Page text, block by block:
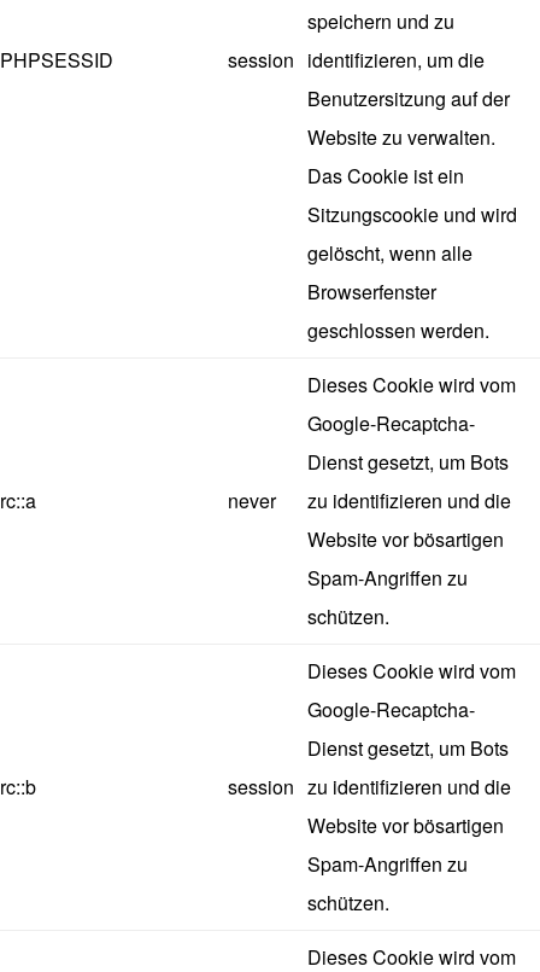
PHPSESSID session
speichern und zu
identifizieren, um die
Benutzersitzung auf der
Website zu verwalten.
Das Cookie ist ein
Sitzungscookie und wird
gelöscht, wenn alle
Browserfenster
geschlossen werden.
rc::a never
Dieses Cookie wird vom
Google-Recaptcha-
Dienst gesetzt, um Bots
zu identifizieren und die
Website vor bösartigen
Spam-Angriffen zu
schützen.
rc::b session
Dieses Cookie wird vom
Google-Recaptcha-
Dienst gesetzt, um Bots
zu identifizieren und die
Website vor bösartigen
Spam-Angriffen zu
schützen.
Dieses Cookie wird vom